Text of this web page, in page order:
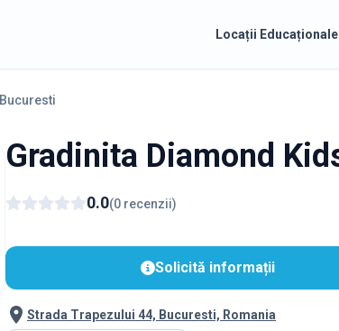
Locații Educaționale
Bucuresti
Gradinita Diamond
0.0(0 recenzii)
Solicită informații
Strada Trapezului 44, Bucuresti, Romania